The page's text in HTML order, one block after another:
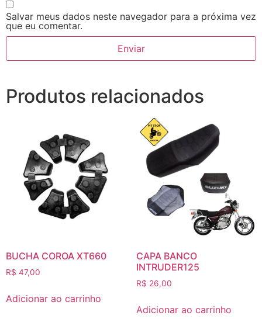
Salvar meus dados neste navegador para a próxima vez
que eu comentar.
Produtos relacionados
BUCHA COROA XT660
R$ 47,00
Adicionar ao carrinho
CAPA BANCO
INTRUDER125
R$ 26,00
Adicionar ao carrinho